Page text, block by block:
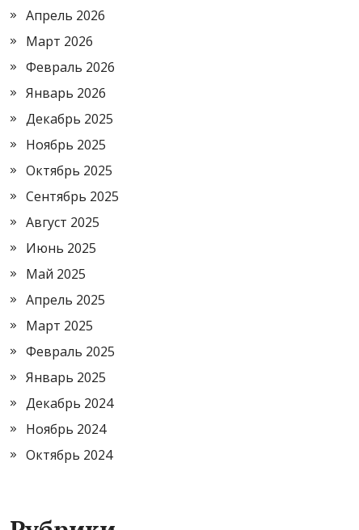
Апрель 2026
Март 2026
Февраль 2026
Январь 2026
Декабрь 2025
Ноябрь 2025
Октябрь 2025
Сентябрь 2025
Август 2025
Июнь 2025
Май 2025
Апрель 2025
Март 2025
Февраль 2025
Январь 2025
Декабрь 2024
Ноябрь 2024
Октябрь 2024